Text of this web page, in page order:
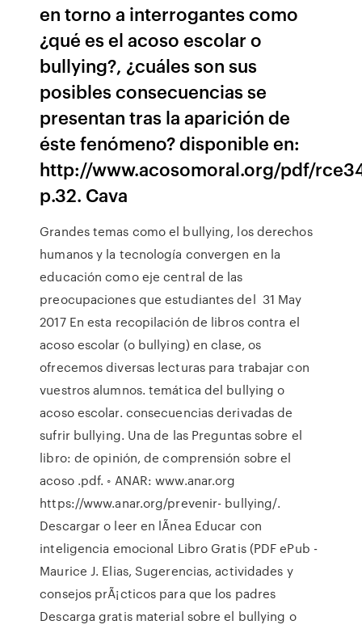
en torno a interrogantes como
¿qué es el acoso escolar o
bullying?, ¿cuáles son sus
posibles consecuencias se
presentan tras la aparición de
éste fenómeno? disponible en:
http://www.acosomoral.org/pdf/
p.32. Cava
Grandes temas como el bullying, los derechos
humanos y la tecnología convergen en la
educación como eje central de las
preocupaciones que estudiantes del 31 May
2017 En esta recopilación de libros contra el
acoso escolar (o bullying) en clase, os
ofrecemos diversas lecturas para trabajar con
vuestros alumnos. temática del bullying o
acoso escolar. consecuencias derivadas de
sufrir bullying. Una de las Preguntas sobre el
libro: de opinión, de comprensión sobre el
acoso .pdf. ◦ ANAR: www.anar.org
https://www.anar.org/prevenir- bullying/.
Descargar o leer en lÃnea Educar con
inteligencia emocional Libro Gratis (PDF ePub -
Maurice J. Elias, Sugerencias, actividades y
consejos prÃ¡cticos para que los padres
Descarga gratis material sobre el bullying o